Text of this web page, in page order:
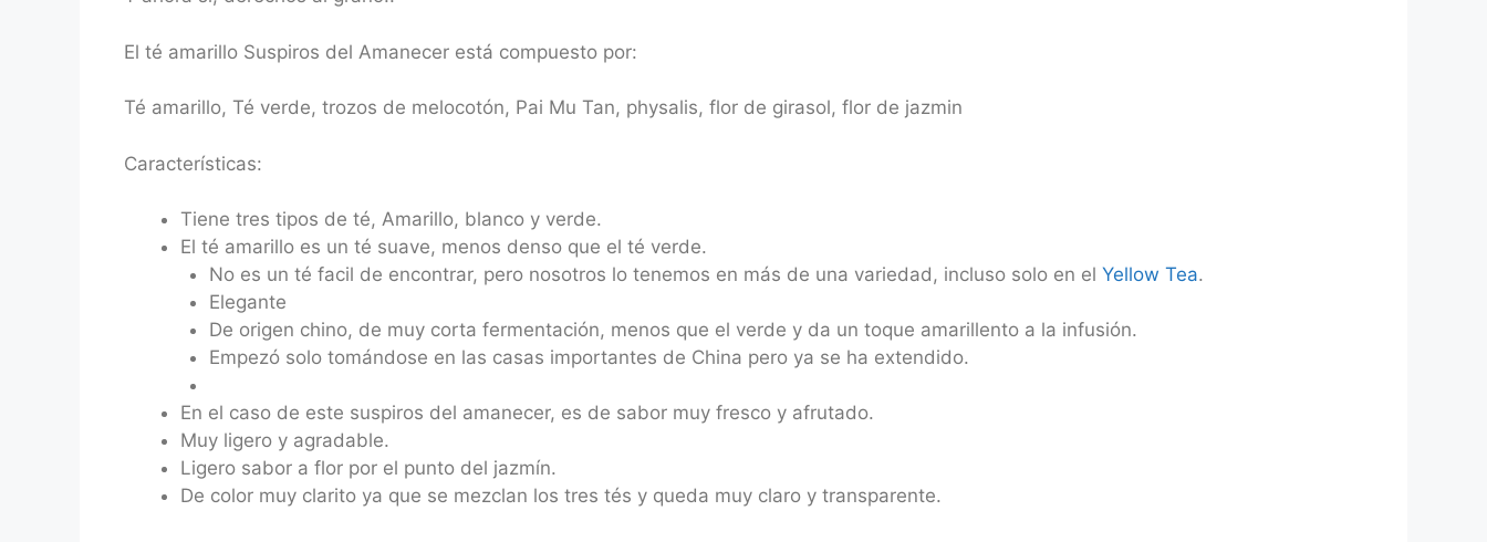
El té amarillo Suspiros del Amanecer está compuesto por:
Té amarillo, Té verde, trozos de melocotón, Pai Mu Tan, physalis, flor de girasol, flor de jazmin
Características:
Tiene tres tipos de té, Amarillo, blanco y verde.
El té amarillo es un té suave, menos denso que el té verde.
No es un té facil de encontrar, pero nosotros lo tenemos en más de una variedad, incluso solo en el Yellow Tea.
Elegante
De origen chino, de muy corta fermentación, menos que el verde y da un toque amarillento a la infusión.
Empezó solo tomándose en las casas importantes de China pero ya se ha extendido.
En el caso de este suspiros del amanecer, es de sabor muy fresco y afrutado.
Muy ligero y agradable.
Ligero sabor a flor por el punto del jazmín.
De color muy clarito ya que se mezclan los tres tés y queda muy claro y transparente.